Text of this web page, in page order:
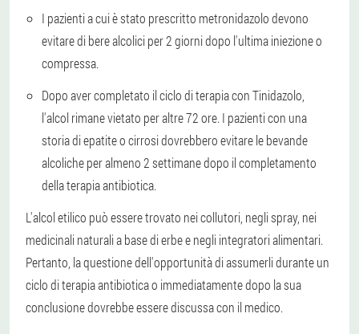
I pazienti a cui è stato prescritto metronidazolo devono
evitare di bere alcolici per 2 giorni dopo l'ultima iniezione o
compressa.
Dopo aver completato il ciclo di terapia con Tinidazolo,
l'alcol rimane vietato per altre 72 ore. I pazienti con una
storia di epatite o cirrosi dovrebbero evitare le bevande
alcoliche per almeno 2 settimane dopo il completamento
della terapia antibiotica.
L'alcol etilico può essere trovato nei collutori, negli spray, nei
medicinali naturali a base di erbe e negli integratori alimentari.
Pertanto, la questione dell'opportunità di assumerli durante un
ciclo di terapia antibiotica o immediatamente dopo la sua
conclusione dovrebbe essere discussa con il medico.